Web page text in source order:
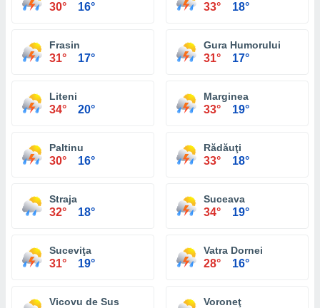
30° 16° 33° 18°
Frasin
31° 17°
Gura Humorului
31° 17°
Liteni
34° 20°
Marginea
33° 19°
Paltinu
30° 16°
Rădăuţi
33° 18°
Straja
32° 18°
Suceava
34° 19°
Suceviţa
31° 19°
Vatra Dornei
28° 16°
Vicovu de Sus Voroneţ